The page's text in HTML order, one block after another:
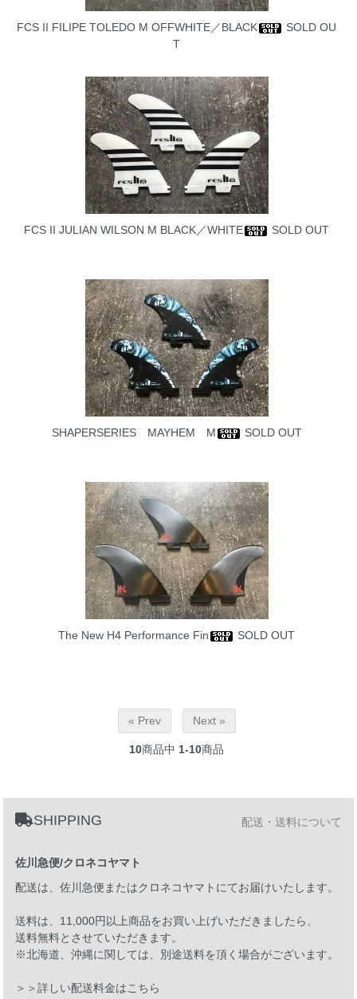
FCS II FILIPE TOLEDO M OFFWHITE／BLACK
SOLD OU
T
FCS II JULIAN WILSON M BLACK／WHITE SOLD OUT
SHAPERSERIES MAYHEM M SOLD OUT
The New H4 Performance Fin SOLD OUT
« Prev Next »
10商品中 1-10商品
SHIPPING 配送・送料について
佐川急便/クロネコヤマト
配送は、佐川急便またはクロネコヤマトにてお届けいたします。
送料は、11,000円以上商品をお買い上げいただきましたら、
送料無料とさせていただきます。
※北海道、沖縄に関しては、別途送料を頂く場合がございます。
＞＞詳しい配送料金はこちら